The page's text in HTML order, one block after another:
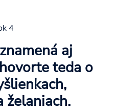
4
aj
teda o
želaniach.